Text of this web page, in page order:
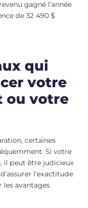
gagné l’année
de 32 490 $
qui
votre
ou votre
certaines
Si votre
il peut être judicieux
l’exactitude
les avantages